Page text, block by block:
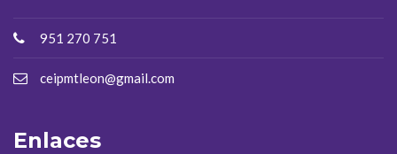
951 270 751
ceipmtleon@gmail.com
Enlaces